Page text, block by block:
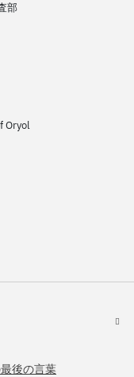
部
Oryol
後の言葉